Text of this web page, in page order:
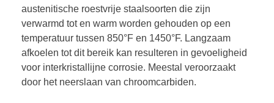
austenitische roestvrije staalsoorten die zijn
verwarmd tot en warm worden gehouden op een
temperatuur tussen 850°F en 1450°F. Langzaam
afkoelen tot dit bereik kan resulteren in gevoeligheid
voor interkristallijne corrosie. Meestal veroorzaakt
door het neerslaan van chroomcarbiden.